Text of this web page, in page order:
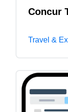
Concur
Travel &